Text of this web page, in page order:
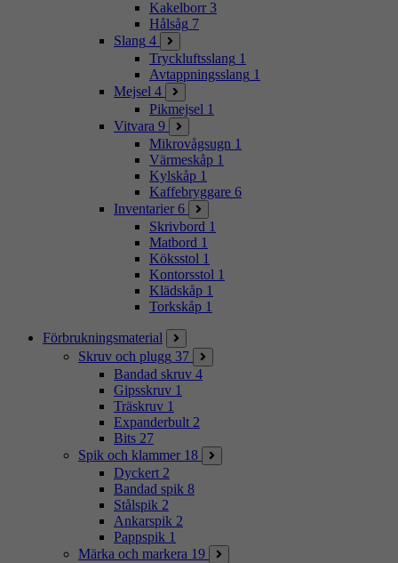
Kakelborr 3
Hålsåg 7
Slang 4
Tryckluftsslang 1
Avtappningsslang 1
Mejsel 4
Pikmejsel 1
Vitvara 9
Mikrovågsugn 1
Värmeskåp 1
Kylskåp 1
Kaffebryggare 6
Inventarier 6
Skrivbord 1
Matbord 1
Köksstol 1
Kontorsstol 1
Klädskåp 1
Torkskåp 1
Förbrukningsmaterial
Skruv och plugg 37
Bandad skruv 4
Gipsskruv 1
Träskruv 1
Expanderbult 2
Bits 27
Spik och klammer 18
Dyckert 2
Bandad spik 8
Stålspik 2
Ankarspik 2
Pappspik 1
Märka och markera 19